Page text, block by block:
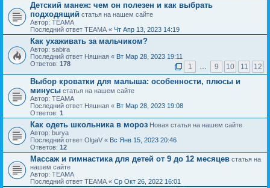
Детский манеж: чем он полезен и как выбрать
подходящий статья на нашем сайте
Автор: ТЕАМА
Последний ответ ТЕАМА « Чт Апр 13, 2023 14:19
Как ухаживать за мальчиком?
Автор: sabira
Последний ответ Няшная « Вт Мар 28, 2023 19:11
Ответов: 178 1 … 9 10 11 12
Выбор кроватки для малыша: особенности, плюсы и
минусы статья на нашем сайте
Автор: ТЕАМА
Последний ответ Няшная « Вт Мар 28, 2023 19:08
Ответов: 1
Как одеть школьника в мороз Новая статья на нашем сайте
Автор: burya
Последний ответ OlgaV « Вс Янв 15, 2023 20:46
Ответов: 12
Массаж и гимнастика для детей от 9 до 12 месяцев статья на
нашем сайте
Автор: ТЕАМА
Последний ответ ТЕАМА « Ср Окт 26, 2022 16:01